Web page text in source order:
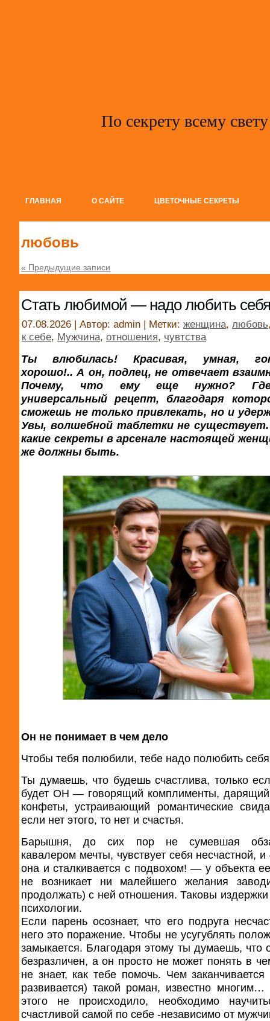
По секрету всему свету
ГЛАВНАЯ О САЙТЕ ЦВЕТОЧНЫЕ СЕКРЕТЫ
любовь
« Предыдущие записи
Стать любимой — надо любить себя
07.08.2026 | Автор: admin | Метки: женщина, любовь
к себе, Мужчина, отношения, чувтства
Ты влюбилась! Красивая, умная,
хорошо!.. А он, подлец, не отвечает
Почему, что ему еще нужно?
универсальный рецепт, благодаря
сможешь не только привлекать, но и
Увы, волшебной таблетки не
какие секреты в арсенале настоящей
же должны быть.
Он не понимает в чем дело
Чтобы тебя полюбили, тебе надо полюбить
Ты думаешь, что будешь счастлива, только
будет ОН — говорящий комплименты,
конфеты, устраивающий романтические
если нет этого, то нет и счастья.
Барышня, до сих пор не сумевшая
кавалером мечты, чувствует себя несчастной,
она и сталкивается с подвохом! — у объекта
не возникает ни малейшего желания
продолжать) с ней отношения. Таковы
психологии.
Если парень осознает, что его подруга
него это поражение. Чтобы не усугублять
замыкается. Благодаря этому ты думаешь, что
безразличен, а он просто не может понять в
не знает, как тебе помочь. Чем заканчивается
развивается) такой роман, известно
этого не происходило, необходимо
счастливой самой по себе -независимо от